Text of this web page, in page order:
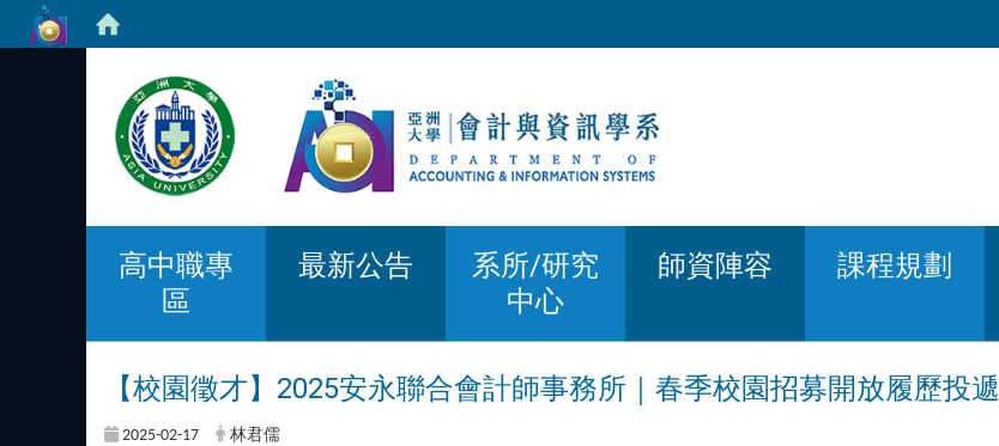
高中職專
區
最新公告
系所/研究
中心
師資陣容 課程規劃
【校園徵才】2025安永聯合會計師事務所｜春季校園招募開放履歷投遞
2025-02-17 林君儒